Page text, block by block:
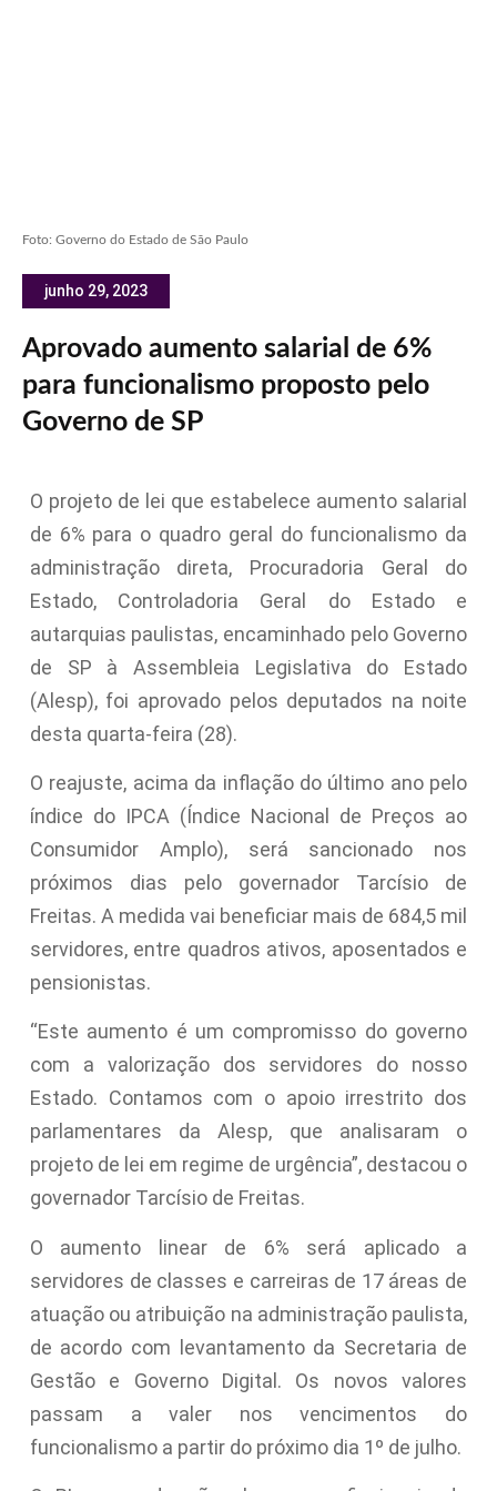
Foto: Governo do Estado de São Paulo
junho 29, 2023
Aprovado aumento salarial de 6%
para funcionalismo proposto pelo
Governo de SP
O projeto de lei que estabelece aumento salarial
de 6% para o quadro geral do funcionalismo da
administração direta, Procuradoria Geral do
Estado, Controladoria Geral do Estado e
autarquias paulistas, encaminhado pelo Governo
de SP à Assembleia Legislativa do Estado
(Alesp), foi aprovado pelos deputados na noite
desta quarta-feira (28).
O reajuste, acima da inflação do último ano pelo
índice do IPCA (Índice Nacional de Preços ao
Consumidor Amplo), será sancionado nos
próximos dias pelo governador Tarcísio de
Freitas. A medida vai beneficiar mais de 684,5 mil
servidores, entre quadros ativos, aposentados e
pensionistas.
“Este aumento é um compromisso do governo
com a valorização dos servidores do nosso
Estado. Contamos com o apoio irrestrito dos
parlamentares da Alesp, que analisaram o
projeto de lei em regime de urgência”, destacou o
governador Tarcísio de Freitas.
O aumento linear de 6% será aplicado a
servidores de classes e carreiras de 17 áreas de
atuação ou atribuição na administração paulista,
de acordo com levantamento da Secretaria de
Gestão e Governo Digital. Os novos valores
passam a valer nos vencimentos do
funcionalismo a partir do próximo dia 1º de julho.